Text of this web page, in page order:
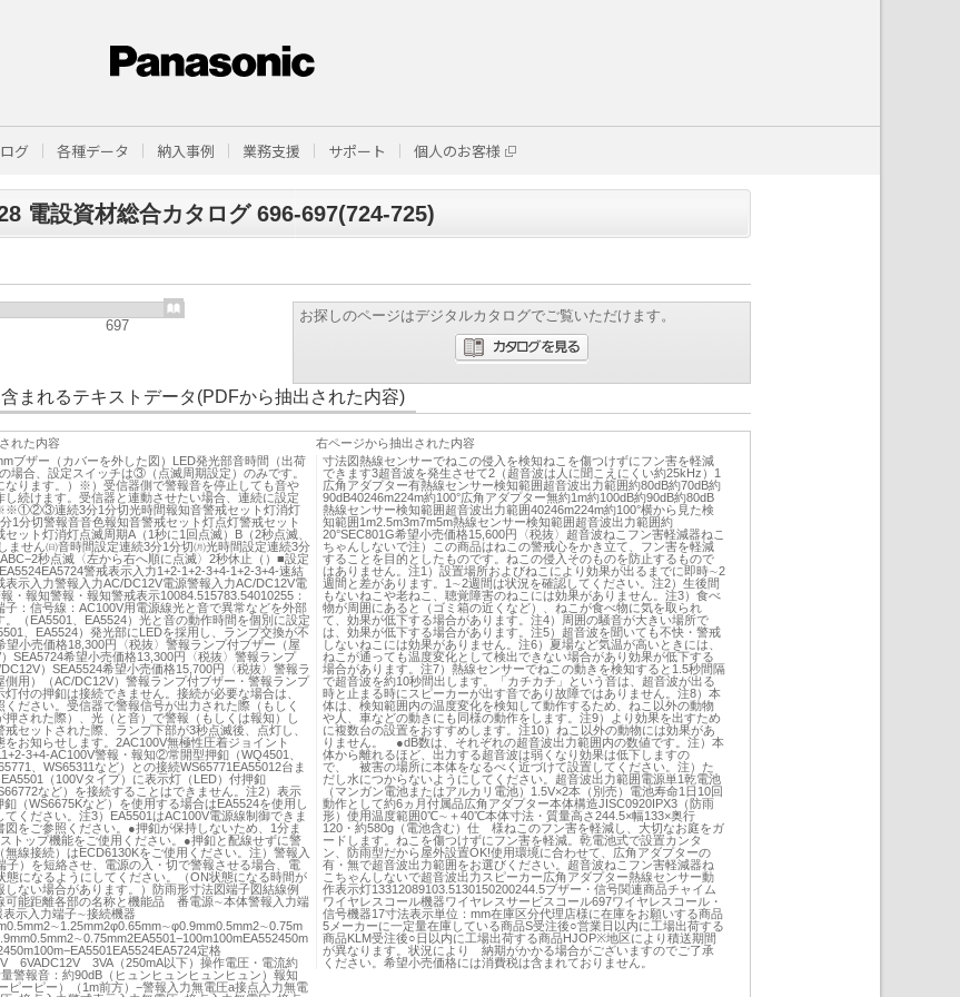
グ 各種データ 納入事例 業務支援 サポート 個人のお客様
電設資材総合カタログ 696-697(724-725)
697
お探しのページはデジタルカタログでご覧いただけます。
まれるテキストデータ(PDFから抽出された内容)
れた内容
ブザー（カバーを外した図）LED発光部音時間（出荷
場合、設定スイッチは③（点滅周期設定）のみです。
なります。）※）受信器側で警報音を停止しても音や
し続けます。受信器と連動させたい場合、連続に設定
連続3分1分切光時間報知音警戒セット灯消灯
1分切警報音音色報知音警戒セット灯点灯警戒セット
ット灯消灯点滅周期A（1秒に1回点滅）B（2秒点滅、
ません㈰音時間設定連続3分1分切㈪光時間設定連続3分
秒点滅〈左から右へ順に点滅〉2秒休止（）■設定
警戒表示入力1+2-1+2-3+4-1+2-3+4-速結
表示入力警報入力AC/DC12V電源警報入力AC/DC12V電
・報知警報・報知警戒表示10084.515783.54010255：
子：信号線：AC100V用電源線光と音で異常などを外部
。（EA5501、EA5524）光と音の動作時間を個別に設定
、EA5524）発光部にLEDを採用し、ランプ交換が不
望小売価格18,300円〈税抜〉警報ランプ付ブザー（屋
SEA5724希望小売価格13,300円〈税抜〉警報ランプ
DC12V）SEA5524希望小売価格15,700円〈税抜〉警報ラ
側用）（AC/DC12V）警報ランプ付ブザー・警報ランプ
付の押釦は接続できません。接続が必要な場合は、
ださい。受信器で警報信号が出力された際（もしく
押された際）、光（と音）で警報（もしくは報知）し
戒セットされた際、ランプ下部が3秒点滅後、点灯し、
をお知らせします。2AC100V無極性圧着ジョイント
3+4-AC100V警報・報知②常開型押釦（WQ4501、
、WS65311など）との接続WS65771EA55012台ま
（100Vタイプ）に表示灯（LED）付押釦
など）を接続することはできません。注2）表示
（WS6675Kなど）を使用する場合はEA5524を使用し
ください。注3）EA5501はAC100V電源線制御できま
図をご参照ください。●押釦が保持しないため、1分ま
トップ機能をご使用ください。●押釦と配線せずに警
無線接続）はECD6130Kをご使用ください。注）警報入
子）を短絡させ、電源の入・切で警報させる場合、電
態になるようにしてください。（ON状態になる時間が
しない場合があります。）防雨形寸法図端子図結線例
能距離各部の名称と機能品 番電源∼本体警報入力端
示入力端子∼接続機器
定格
6VADC12V 3VA（250mA以下）操作電圧・電流約
警報音：約90dB（ヒュンヒュンヒュンヒュン）報知
ピーピー）（1m前方）−警報入力無電圧a接点入力無電
右ページから抽出された内容
寸法図熱線センサーでねこの侵入を検知ねこを傷つけずにフン害を軽減
できます3超音波を発生させて2（超音波は人に聞こえにくい約25kHz）1
広角アダプター有熱線センサー検知範囲超音波出力範囲約80dB約70dB約
90dB40246m224m約100°広角アダプター無約1m約100dB約90dB約80dB
熱線センサー検知範囲超音波出力範囲40246m224m約100°横から見た検
知範囲1m2.5m3m7m5m熱線センサー検知範囲超音波出力範囲約
20°SEC801G希望小売価格15,600円〈税抜〉超音波ねこフン害軽減器ねこ
ちゃんしないで注）この商品はねこの警戒心をかき立て、フン害を軽減
することを目的としたものです。ねこの侵入そのものを防止するもので
はありません。注1）設置場所およびねこにより効果が出るまでに即時∼2
週間と差があります。1∼2週間は状況を確認してください。注2）生後間
もないねこや老ねこ、聴覚障害のねこには効果がありません。注3）食べ
物が周囲にあると（ゴミ箱の近くなど）、ねこが食べ物に気を取られ
て、効果が低下する場合があります。注4）周囲の騒音が大きい場所で
は、効果が低下する場合があります。注5）超音波を聞いても不快・警戒
しないねこには効果がありません。注6）夏場など気温が高いときには、
ねこが通っても温度変化として検出できない場合があり効果が低下する
場合があります。注7）熱線センサーでねこの動きを検知すると1.5秒間隔
で超音波を約10秒間出します。「カチカチ」という音は、超音波が出る
時と止まる時にスピーカーが出す音であり故障ではありません。注8）本
体は、検知範囲内の温度変化を検知して動作するため、ねこ以外の動物
や人、車などの動きにも同様の動作をします。注9）より効果を出すため
に複数台の設置をおすすめします。注10）ねこ以外の動物には効果があ
りません。 ●dB数は、それぞれの超音波出力範囲内の数値です。注）本
体から離れるほど、出力する超音波は弱くなり効果は低下しますの
で、 被害の場所に本体をなるべく近づけて設置してください。注）た
だし水につからないようにしてください。超音波出力範囲電源単1乾電池
（マンガン電池またはアルカリ電池）1.5V×2本（別売）電池寿命1日10回
動作として約6ヵ月付属品広角アダプター本体構造JISC0920IPX3（防雨
形）使用温度範囲0℃∼＋40℃本体寸法・質量高さ244.5×幅133×奥行
120・約580g（電池含む）仕 様ねこのフン害を軽減し、大切なお庭をガ
ードします。ねこを傷つけずにフン害を軽減。乾電池式で設置カンタ
ン、防雨型だから屋外設置OK!使用環境に合わせて、広角アダプターの
有・無で超音波出力範囲をお選びください。超音波ねこフン害軽減器ね
こちゃんしないで超音波出力スピーカー広角アダプター熱線センサー動
作表示灯13312089103.5130150200244.5ブザー・信号関連商品チャイム
ワイヤレスコール機器ワイヤレスサービスコール697ワイヤレスコール・
信号機器17寸法表示単位：mm在庫区分代理店様に在庫をお願いする商品
5メーカーに一定量在庫している商品S受注後○営業日以内に工場出荷する
商品KLM受注後○日以内に工場出荷する商品HJOP※地区により積送期間
が異なります。状況により 納期がかかる場合がございますのでご了承
ください。希望小売価格には消費税は含まれておりません。